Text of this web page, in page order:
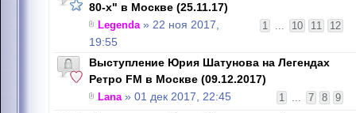
80-х" в Москве (25.11.17)
1 ... 10 11 12
Legenda» 22 ноя 2017,
19:55
Выступление Юрия Шатунова на Легендах
Ретро FM в Москве (09.12.2017)
1 ... 7 8 9
Lana» 01 дек 2017, 22:45